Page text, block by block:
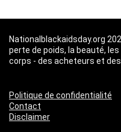
Nationalblackaidsday.org
perte de poids, la beauté,
corps - des acheteurs et
Politique de confidentialité
Contact
Disclaimer